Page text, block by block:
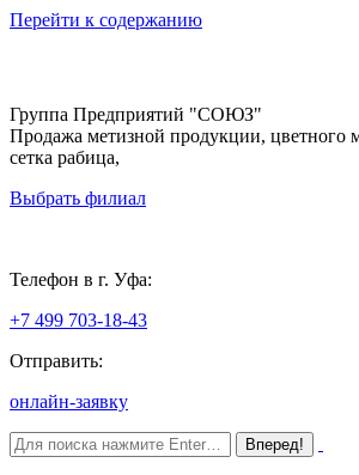
Перейти к содержанию
Группа Предприятий "СОЮЗ"
Продажа метизной продукции, цветного
сетка рабица,
Выбрать филиал
Телефон в г. Уфа:
+7 499 703-18-43
Отправить:
онлайн-заявку